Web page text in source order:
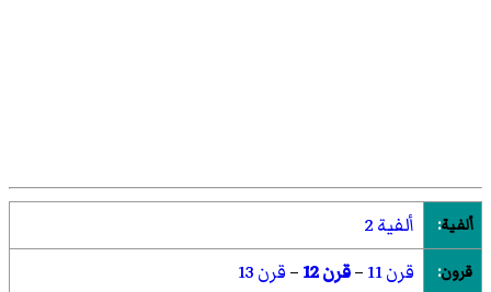
ألفية: ألفية 2
قرون: قرن 11 –قرن 12 –قرن 13